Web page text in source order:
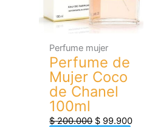
Perfume mujer
Perfume de
Mujer Coco
de Chanel
100ml
$200.000 $ 99.900